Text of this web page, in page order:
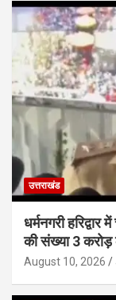
उत्तराखंड
धर्मनगरी
की संख्या 3 करोड़
August 10, 2026